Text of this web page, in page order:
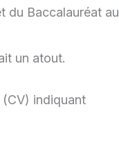
du Baccalauréat au
un atout.
indiquant